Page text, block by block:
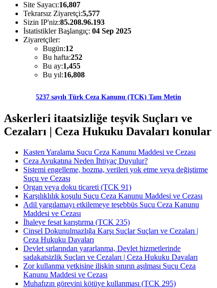
Site Sayacı:16,807
Tekrarsız Ziyaretçi:5,577
Sizin IP'niz:85.208.96.193
İstatistikler Başlangıç: 04 Sep 2025
Ziyaretçiler:
Bugün:12
Bu hafta:252
Bu ay:1,455
Bu yıl:16,808
5237 sayılı Türk Ceza Kanunu (TCK) Tam Metin
Askerleri itaatsizliğe teşvik Suçları ve
Cezaları | Ceza Hukuku Davaları konular
Kasten Yaralama Suçu Ceza Kanunu Maddesi ve Cezası
Ceza Avukatına Neden İhtiyaç Duyulur?
Sistemi engelleme, bozma, verileri yok etme veya değiştirme
Suçu ve Cezası
Organ veya doku ticareti (TCK 91)
Karşılıklılık koşulu Suçu Ceza Kanunu Maddesi ve Cezası
Adil yargılamayı etkilemeye teşebbüs Suçu Ceza Kanunu
Maddesi ve Cezası
İhaleye fesat karıştırma (TCK 235)
Cinsel Dokunulmazlığa Karşı Suçlar Suçları ve Cezaları |
Ceza Hukuku Davaları
Devlet sırlarından yararlanma, Devlet hizmetlerinde
sadakatsizlik Suçları ve Cezaları | Ceza Hukuku Davaları
Zor kullanma yetkisine ilişkin sınırın aşılması Suçu Ceza
Kanunu Maddesi ve Cezası
Muhafızın görevini kötüye kullanması (TCK 295)